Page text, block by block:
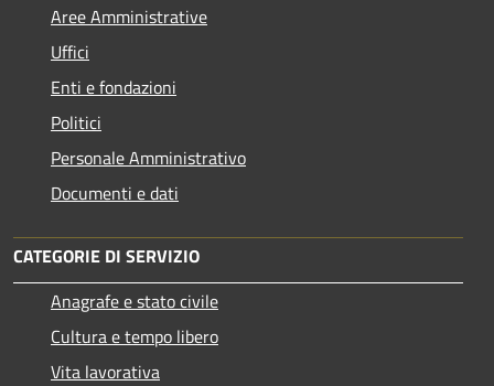
Aree Amministrative
Uffici
Enti e fondazioni
Politici
Personale Amministrativo
Documenti e dati
CATEGORIE DI SERVIZIO
Anagrafe e stato civile
Cultura e tempo libero
Vita lavorativa